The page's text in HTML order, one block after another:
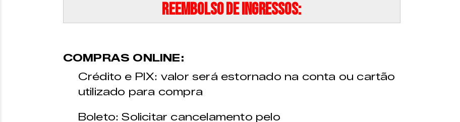
Reembolso de ingressos:
COMPRAS ONLINE:
Crédito e PIX: valor será estornado na conta ou cartão
utilizado para compra
Boleto: Solicitar cancelamento pelo